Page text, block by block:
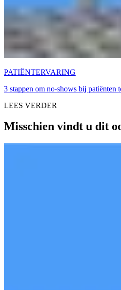
PATIËNTERVARING
3 stappen om no-shows bij patiënten
LEES VERDER
Misschien vindt u dit